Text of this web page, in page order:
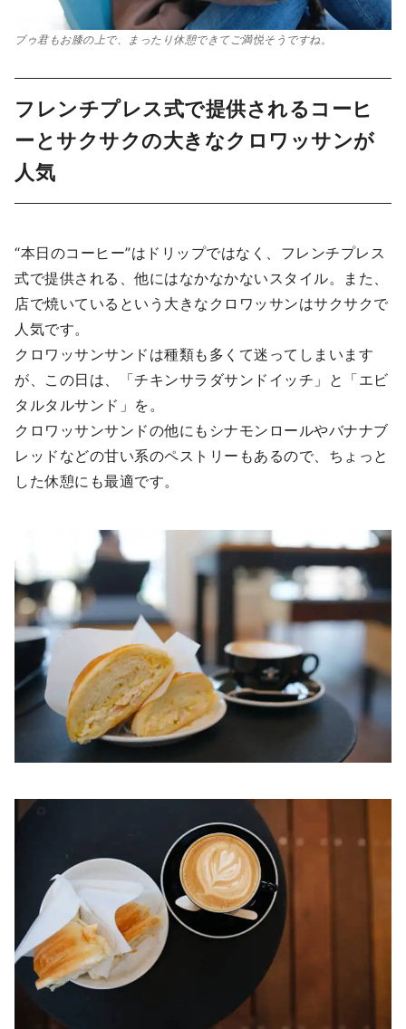
ブゥ君もお膝の上で、まったり休憩できてご満悦そうですね。
フレンチプレス式で提供されるコーヒ
ーとサクサクの大きなクロワッサンが
人気
“本日のコーヒー”はドリップではなく、フレンチプレス
式で提供される、他にはなかなかないスタイル。また、
店で焼いているという大きなクロワッサンはサクサクで
人気です。
クロワッサンサンドは種類も多くて迷ってしまいます
が、この日は、「チキンサラダサンドイッチ」と「エビ
タルタルサンド」を。
クロワッサンサンドの他にもシナモンロールやバナナブ
レッドなどの甘い系のペストリーもあるので、ちょっと
した休憩にも最適です。